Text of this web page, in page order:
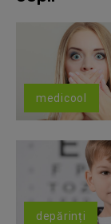
medicool
depărinți